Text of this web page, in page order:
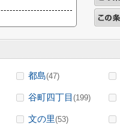
都島(47)
谷町四丁目 (199)
文の里(53)